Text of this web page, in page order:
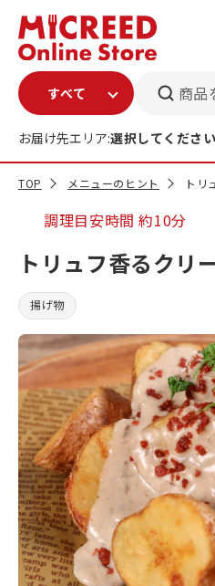
商品
お届け先エリア:選択してください
TOP メニューのヒント トリ
調理目安時間約10分
トリュフ香るクリ
揚げ物